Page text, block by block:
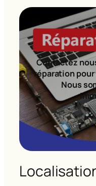
Contactez
réparation
Nous